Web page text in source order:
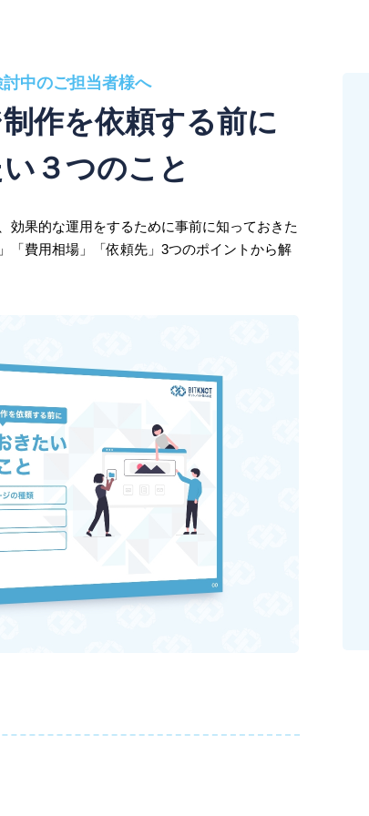
中のご担当者様へ
作を依頼する前に
３つのこと
効果的な運用をするために事前に知っておきた
「費用相場」「依頼先」3つのポイントから解